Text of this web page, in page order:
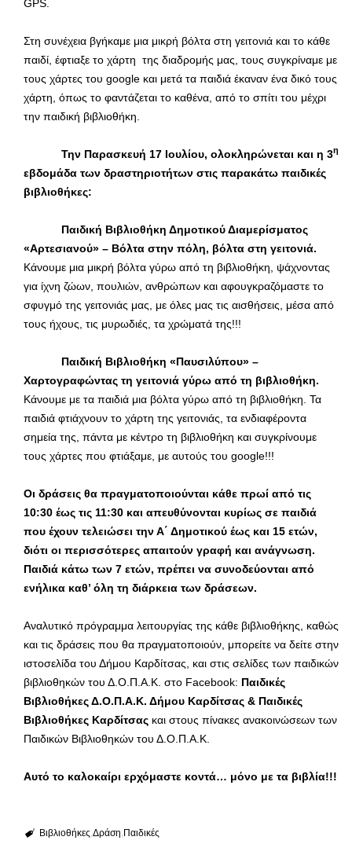
GPS.
Στη συνέχεια βγήκαμε μια μικρή βόλτα στη γειτονιά και το κάθε
παιδί, έφτιαξε το χάρτη της διαδρομής μας, τους συγκρίναμε με
τους χάρτες του google και μετά τα παιδιά έκαναν ένα δικό τους
χάρτη, όπως το φαντάζεται το καθένα, από το σπίτι του μέχρι
την παιδική βιβλιοθήκη.
Την Παρασκευή 17 Ιουλίου, ολοκληρώνεται και η 3η
εβδομάδα των δραστηριοτήτων στις παρακάτω παιδικές
βιβλιοθήκες:
Παιδική Βιβλιοθήκη Δημοτικού Διαμερίσματος
«Αρτεσιανού» – Βόλτα στην πόλη, βόλτα στη γειτονιά.
Κάνουμε μια μικρή βόλτα γύρω από τη βιβλιοθήκη, ψάχνοντας
για ίχνη ζώων, πουλιών, ανθρώπων και αφουγκραζόμαστε το
σφυγμό της γειτονιάς μας, με όλες μας τις αισθήσεις, μέσα από
τους ήχους, τις μυρωδιές, τα χρώματά της!!!
Παιδική Βιβλιοθήκη «Παυσιλύπου» –
Χαρτογραφώντας τη γειτονιά γύρω από τη βιβλιοθήκη.
Κάνουμε με τα παιδιά μια βόλτα γύρω από τη βιβλιοθήκη. Τα
παιδιά φτιάχνουν το χάρτη της γειτονιάς, τα ενδιαφέροντα
σημεία της, πάντα με κέντρο τη βιβλιοθήκη και συγκρίνουμε
τους χάρτες που φτιάξαμε, με αυτούς του google!!!
Οι δράσεις θα πραγματοποιούνται κάθε πρωί από τις
10:30 έως τις 11:30 και απευθύνονται κυρίως σε παιδιά
που έχουν τελειώσει την Α΄ Δημοτικού έως και 15 ετών,
διότι οι περισσότερες απαιτούν γραφή και ανάγνωση.
Παιδιά κάτω των 7 ετών, πρέπει να συνοδεύονται από
ενήλικα καθ’ όλη τη διάρκεια των δράσεων.
Αναλυτικό πρόγραμμα λειτουργίας της κάθε βιβλιοθήκης, καθώς
και τις δράσεις που θα πραγματοποιούν, μπορείτε να δείτε στην
ιστοσελίδα του Δήμου Καρδίτσας, και στις σελίδες των παιδικών
βιβλιοθηκών του Δ.Ο.Π.Α.Κ. στο Facebook: Παιδικές
Βιβλιοθήκες Δ.Ο.Π.Α.Κ. Δήμου Καρδίτσας & Παιδικές
Βιβλιοθήκες Καρδίτσας και στους πίνακες ανακοινώσεων των
Παιδικών Βιβλιοθηκών του Δ.Ο.Π.Α.Κ.
Αυτό το καλοκαίρι ερχόμαστε κοντά… μόνο με τα βιβλία!!!
Βιβλιοθήκες Δράση Παιδικές